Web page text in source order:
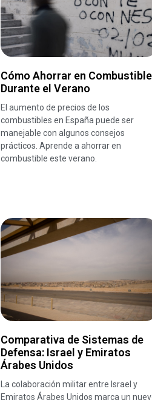
Cómo Ahorrar en Combustible
Durante el Verano
El aumento de precios de los
combustibles en España puede ser
manejable con algunos consejos
prácticos. Aprende a ahorrar en
combustible este verano.
Comparativa de Sistemas de
Defensa: Israel y Emiratos
Árabes Unidos
La colaboración militar entre Israel y
Emiratos Árabes Unidos marca un